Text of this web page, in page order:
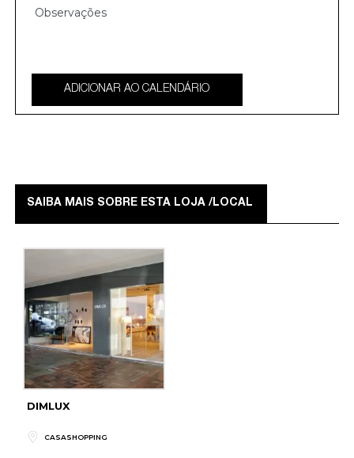
ADICIONAR AO CALENDÁRIO
SAIBA MAIS SOBRE ESTA LOJA /LOCAL
DIMLUX
CASASHOPPING